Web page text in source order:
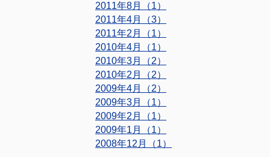
2011年8月（1）
2011年4月（3）
2011年2月（1）
2010年4月（1）
2010年3月（2）
2010年2月（2）
2009年4月（2）
2009年3月（1）
2009年2月（1）
2009年1月（1）
2008年12月（1）